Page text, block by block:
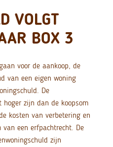
VOLGT
BOX 3
voor de aankoop, de
van een eigen woning
De
zijn dan de koopsom
kosten van verbetering en
een erfpachtrecht. De
zijn